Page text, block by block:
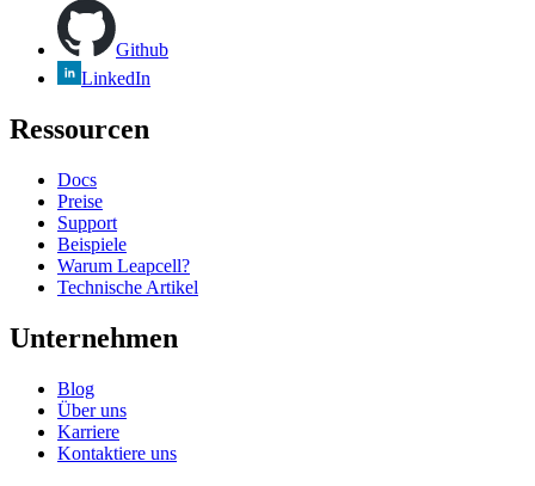
Github
LinkedIn
Ressourcen
Docs
Preise
Support
Beispiele
Warum Leapcell?
Technische Artikel
Unternehmen
Blog
Über uns
Karriere
Kontaktiere uns